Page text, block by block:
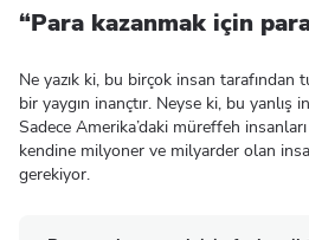
“Para kazanmak için
Ne yazık ki, bu birçok insan tarafından
bir yaygın inançtır. Neyse ki, bu yanlış
Sadece Amerika’daki müreffeh
kendine milyoner ve milyarder olan
gerekiyor.